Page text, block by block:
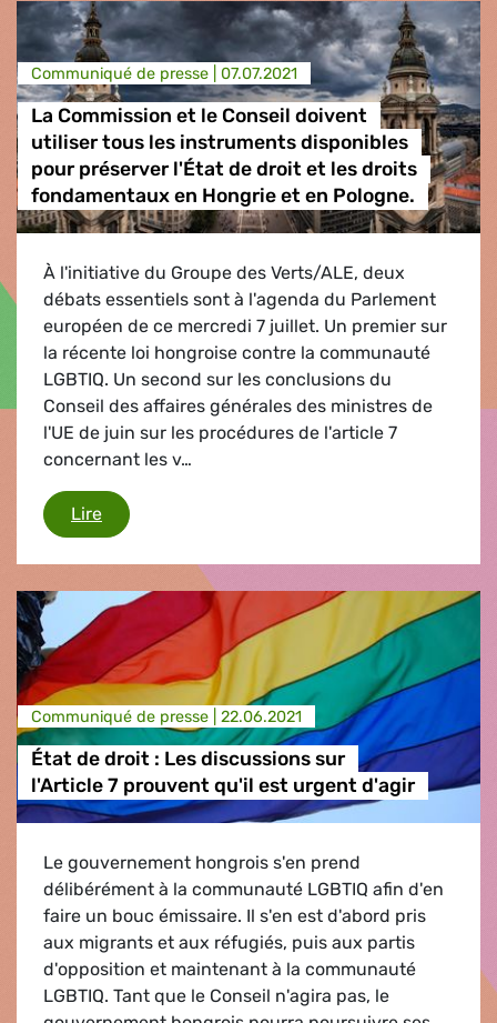
Communiqué de presse | 07.07.2021
La Commission et le Conseil doivent
utiliser tous les instruments disponibles
pour préserver l'État de droit et les droits
fondamentaux en Hongrie et en Pologne.
À l'initiative du Groupe des Verts/ALE, deux
débats essentiels sont à l'agenda du Parlement
européen de ce mercredi 7 juillet. Un premier sur
la récente loi hongroise contre la communauté
LGBTIQ. Un second sur les conclusions du
Conseil des affaires générales des ministres de
l'UE de juin sur les procédures de l'article 7
concernant les v…
LireLa Commission et le Conseil doivent utiliser
Communiqué de presse | 22.06.2021
État de droit : Les discussions sur
l'Article 7 prouvent qu'il est urgent d'agir
Le gouvernement hongrois s'en prend
délibérément à la communauté LGBTIQ afin d'en
faire un bouc émissaire. Il s'en est d'abord pris
aux migrants et aux réfugiés, puis aux partis
d'opposition et maintenant à la communauté
LGBTIQ. Tant que le Conseil n'agira pas, le